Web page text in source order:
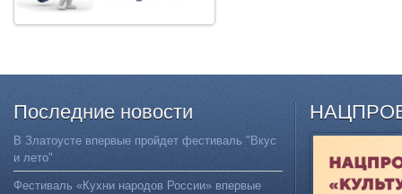
Последние новости
В Златоусте впервые пройдет фестиваль "Вкус
и лето"
Фестиваль «Кухни народов России» впервые